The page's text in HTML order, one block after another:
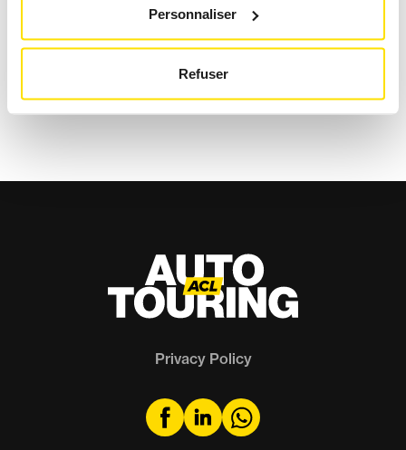
Personnaliser
Refuser
‘POWER IS NOTHING WITHOUT
CONTROL’
Expert view Under the Hood
Privacy Policy